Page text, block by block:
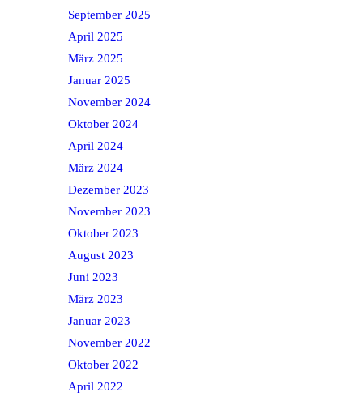
September 2025
April 2025
März 2025
Januar 2025
November 2024
Oktober 2024
April 2024
März 2024
Dezember 2023
November 2023
Oktober 2023
August 2023
Juni 2023
März 2023
Januar 2023
November 2022
Oktober 2022
April 2022